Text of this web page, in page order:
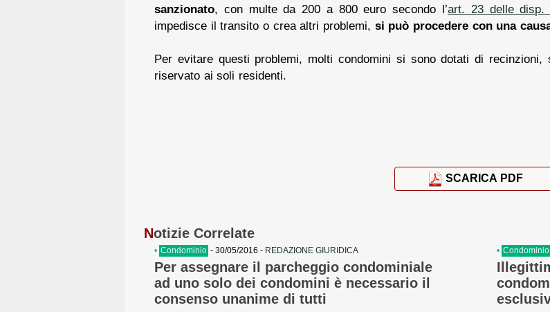
sanzionato, con multe da 200 a 800 euro secondo l’art. 23 delle disp.
impedisce il transito o crea altri problemi, si può procedere con una
Per evitare questi problemi, molti condomini si sono dotati di
riservato ai soli residenti.
SCARICA PDF
Notizie Correlate
• Condominio - 30/05/2016 - REDAZIONE GIURIDICA
Per assegnare il parcheggio condominiale
ad uno solo dei condomini è necessario il
consenso unanime di tutti
• Condominio